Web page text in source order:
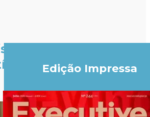
Edição Impressa